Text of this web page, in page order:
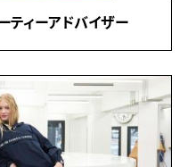
ティーアドバイザー